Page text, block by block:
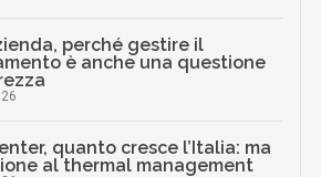
perché gestire il
è anche una questione
quanto cresce l’Italia: ma
al thermal management